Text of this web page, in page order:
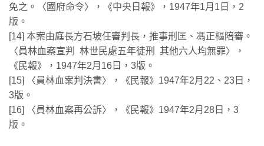
免之。〈國府命令〉，《中央日報》，1947年1月1日，2
版。
[14] 本案由庭長方石坡任審判長，推事刑匡、馮正樞陪審。
〈員林血案宣判 林世民處五年徒刑 其他六人均無罪〉，
《民報》，1947年2月16日，3版。
[15] 〈員林血案判決書〉，《民報》1947年2月22、23日，
3版。
[16] 〈員林血案再公訴〉，《民報》1947年2月28日，3
版。